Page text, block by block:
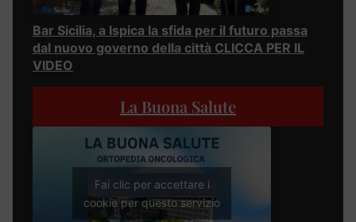
Bar Sicilia, a Ispica la sfida per il futuro passa
dal nuovo governo della città CLICCA PER IL
VIDEO
La Buona Salute
Fai clic per accettare i
cookie per questo servizio